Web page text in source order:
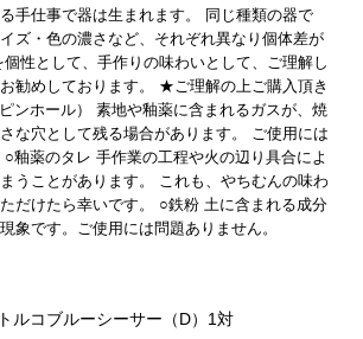
手仕事で器は生まれます。 同じ種類の器で
ズ・色の濃さなど、それぞれ異なり個体差が
性として、手作りの味わいとして、ご理解し
勧めしております。 ★ご理解の上ご購入頂き
ンホール） 素地や釉薬に含まれるガスが、焼
な穴として残る場合があります。 ご使用には
釉薬のタレ 手作業の工程や火の辺り具合によ
うことがあります。 これも、やちむんの味わ
だけたら幸いです。 ○鉄粉 土に含まれる成分
象です。ご使用には問題ありません。
トルコブルーシーサー（D）1対